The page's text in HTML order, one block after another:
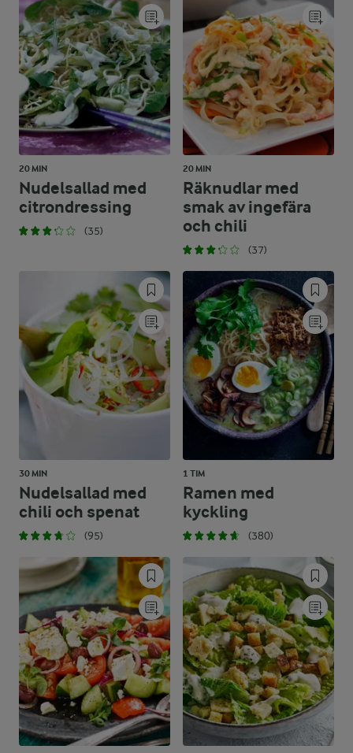
20 MIN
Nudelsallad med
citrondressing
(35)
20 MIN
Räknudlar med
smak av ingefära
och chili
(37)
30 MIN
Nudelsallad med
chili och spenat
(95)
1 TIM
Ramen med
kyckling
(380)